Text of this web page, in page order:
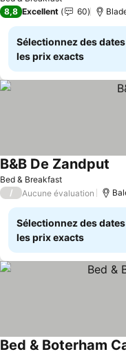
8,8 Excellent 60
Sélectionnez des
les prix exacts
Bed & Breakfast
B&B De Zandput
/ Aucune évaluation
Sélectionnez des
les prix exacts
Bed & Boterham